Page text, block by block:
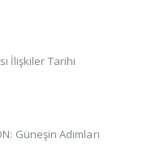
İlişkiler Tarihi
Güneşin Adımları